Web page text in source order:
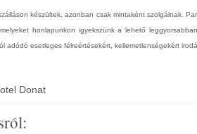
készültek, azonban csak mintaként szolgálnak.
honlapunkon igyekszünk a lehető
esetleges félreértésekért, kellemetlenségekért
Donat